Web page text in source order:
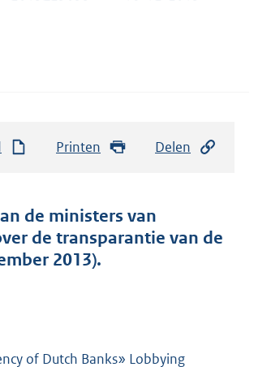
Printen Delen
de ministers van
de transparantie van de
2013).
of Dutch Banks» Lobbying